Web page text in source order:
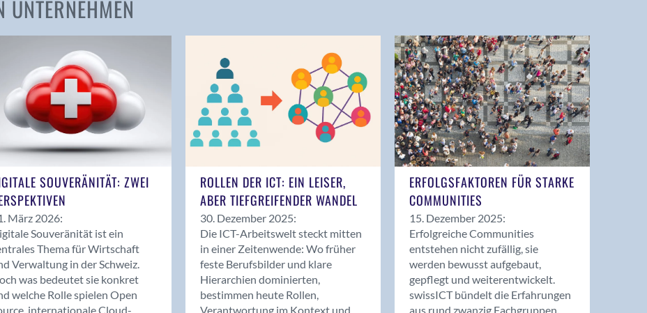
Andelfingen
Balsthal
Balzers
Bassersdorf
Benken (SG)
Bergdietikon
UNTERNEHMEN
SOUVERÄNITÄT: ZWEI
März 2026:
Souveränität ist ein
Thema für Wirtschaft
Verwaltung in der Schweiz.
was bedeutet sie konkret
welche Rolle spielen Open
internationale Cloud-
ROLLEN DER ICT: EIN LEISER,
ABER TIEFGREIFENDER WANDEL
30. Dezember 2025:
Die ICT-Arbeitswelt steckt mitten
in einer Zeitenwende: Wo früher
feste Berufsbilder und klare
Hierarchien dominierten,
bestimmen heute Rollen,
Verantwortung im Kontext und
ERFOLGSFAKTOREN FÜR STARKE
COMMUNITIES
15. Dezember 2025:
Erfolgreiche Communities
entstehen nicht zufällig, sie
werden bewusst aufgebaut,
gepflegt und weiterentwickelt.
swissICT bündelt die Erfahrungen
aus rund zwanzig Fachgruppen.